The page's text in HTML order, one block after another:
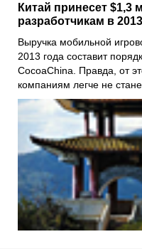
Китай принесет
разработчикам в
Выручка мобильной
2013 года составит
CocoaChina. Правда, от
компаниям легче не